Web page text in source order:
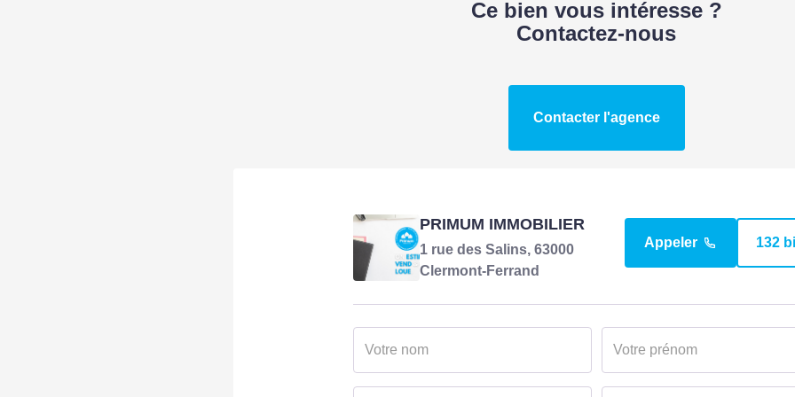
Ce bien vous intéresse ?
Contactez-nous
Contacter l'agence
PRIMUM IMMOBILIER
1 rue des Salins, 63000
Clermont-Ferrand
Appeler 132